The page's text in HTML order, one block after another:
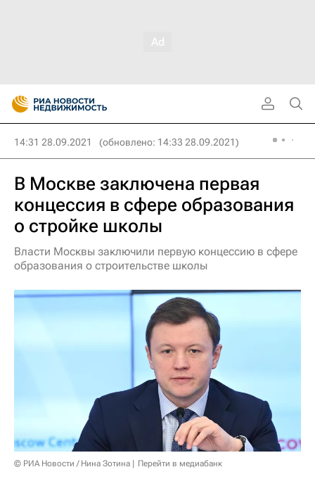
14:31 28.09.2021 (обновлено: 14:33 28.09.2021)
В Москве заключена первая
концессия в сфере образования
о стройке школы
Власти Москвы заключили первую концессию в сфере
образования о строительстве школы
© РИА Новости / Нина Зотина Перейти в медиабанк